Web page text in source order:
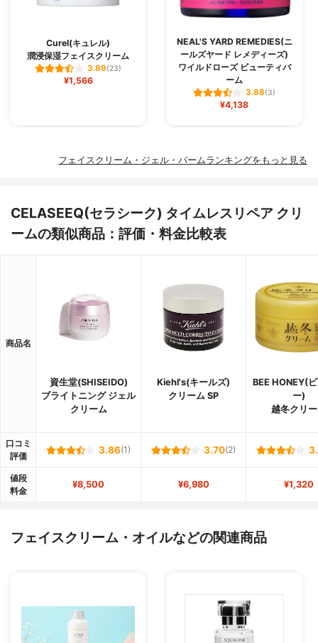
Curel(キュレル)
潤浸保湿フェイスクリーム
3.89(23)
¥1,566
NEAL'S YARD REMEDIES(ニ
ールズヤード レメディーズ)
ワイルドローズ ビューティバ
ーム
3.88(3)
¥4,138
フェイスクリーム・ジェル・バームランキングをもっと見る
CELASEEQ(セラシーク) タイムレスリペア クリ
ームの類似商品：評価・料金比較表
商品名
資生堂(SHISEIDO)
ブライトニング ジェル
クリーム
Kiehl's(キールズ)
クリーム SP
BEE HONEY(
ー)
越冬クリ
口コミ
評価
3.86(1) 3.70(2)
値段
料金
¥8,500 ¥6,980 ¥1,320
フェイスクリーム・オイルなどの関連商品